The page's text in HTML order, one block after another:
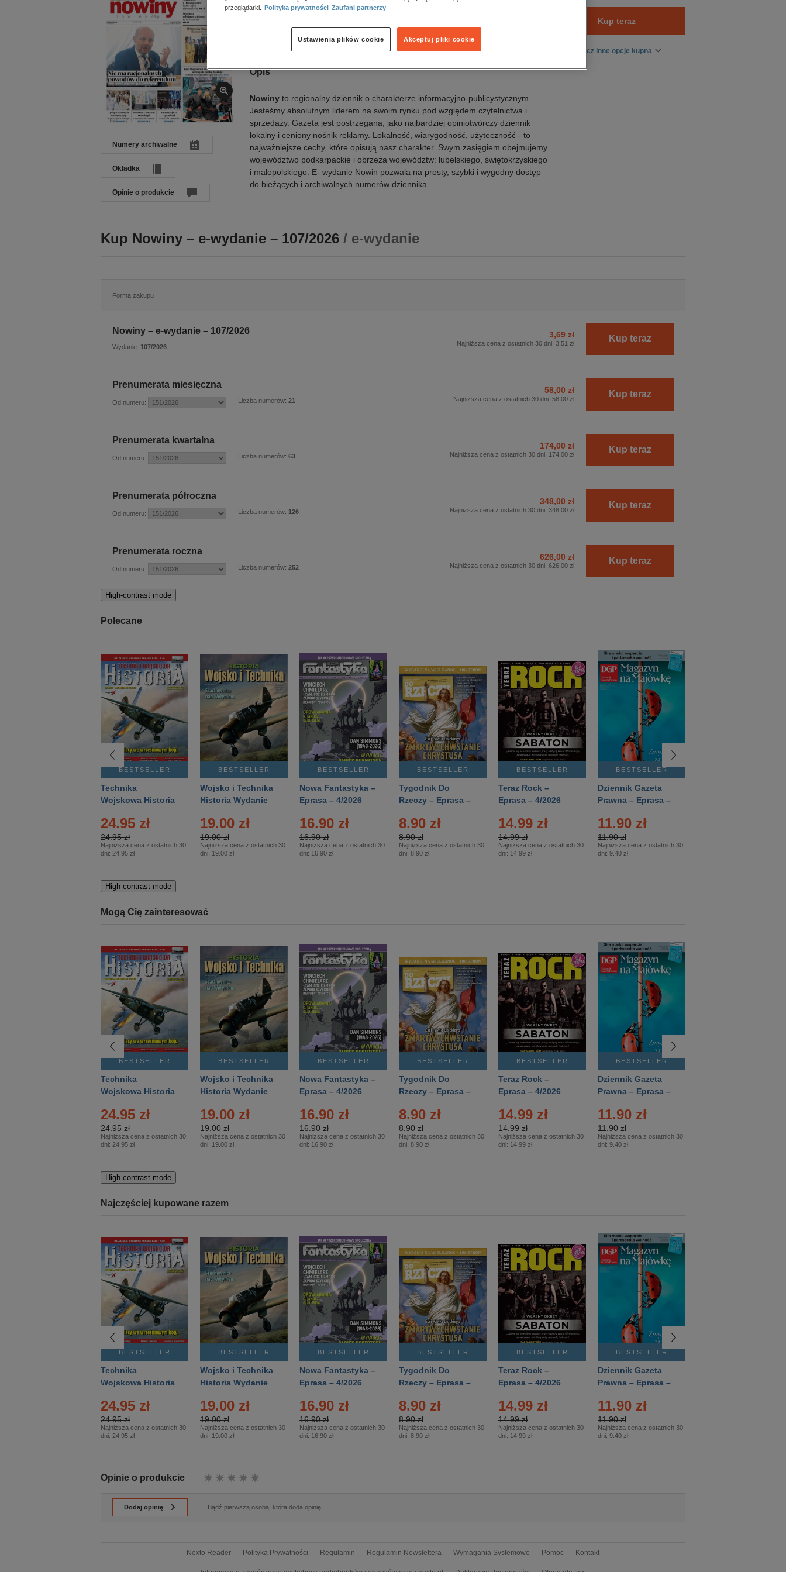
Numery archiwalne
Okładka
Opinie o produkcie
05.06.2026
Polska Press
0137-9534
Opis
Nowiny to regionalny dziennik o charakterze informacyjno-publicystycznym.
Jesteśmy absolutnym liderem na swoim rynku pod względem czytelnictwa i
sprzedaży. Gazeta jest postrzegana, jako najbardziej opiniotwórczy dziennik
lokalny i ceniony nośnik reklamy. Lokalność, wiarygodność, użyteczność - to
najważniejsze cechy, które opisują nasz charakter. Swym zasięgiem obejmujemy
województwo podkarpackie i obrzeża województw: lubelskiego, świętokrzyskiego
i małopolskiego. E- wydanie Nowin pozwala na prosty, szybki i wygodny dostęp
do bieżących i archiwalnych numerów dziennika.
Kup teraz
Zobacz inne opcje kupna
Kup Nowiny – e-wydanie – 107/2026 / e-wydanie
Forma zakupu
Nowiny – e-wydanie – 107/2026
Wydanie: 107/2026
3,69 zł
Najniższa cena z ostatnich 30 dni: 3,51 zł Kup teraz
Prenumerata miesięczna
Od numeru: Liczba numerów: 21
58,00 zł
Najniższa cena z ostatnich 30 dni: 58,00 zł Kup teraz
Prenumerata kwartalna
Od numeru: Liczba numerów: 63
174,00 zł
Najniższa cena z ostatnich 30 dni: 174,00 zł Kup teraz
Prenumerata półroczna
Od numeru: Liczba numerów: 126
348,00 zł
Najniższa cena z ostatnich 30 dni: 348,00 zł Kup teraz
Prenumerata roczna
Od numeru: Liczba numerów: 252
626,00 zł
Najniższa cena z ostatnich 30 dni: 626,00 zł Kup teraz
High-contrast mode
Polecane
BESTSELLER
Technika
Wojskowa Historia
24.95 zł
24.95 zł
Najniższa cena z ostatnich 30
dni: 24.95 zł
BESTSELLER
Wojsko i Technika
Historia Wydanie
– 2/2026
19.00 zł
19.00 zł
Najniższa cena z ostatnich 30
dni: 19.00 zł
BESTSELLER
Nowa Fantastyka –
Eprasa – 4/2026
16.90 zł
16.90 zł
Najniższa cena z ostatnich 30
dni: 16.90 zł
BESTSELLER
Tygodnik Do
Rzeczy – Eprasa –
8.90 zł
8.90 zł
Najniższa cena z ostatnich 30
dni: 8.90 zł
BESTSELLER
Teraz Rock –
Eprasa – 4/2026
14.99 zł
14.99 zł
Najniższa cena z ostatnich 30
dni: 14.99 zł
BESTSELLER
Dziennik Gazeta
Prawna – Eprasa –
11.90 zł
11.90 zł
Najniższa cena z ostatnich 30
dni: 9.40 zł
High-contrast mode
Mogą Cię zainteresować
BESTSELLER
Technika
Wojskowa Historia
24.95 zł
24.95 zł
Najniższa cena z ostatnich 30
dni: 24.95 zł
BESTSELLER
Wojsko i Technika
Historia Wydanie
– 2/2026
19.00 zł
19.00 zł
Najniższa cena z ostatnich 30
dni: 19.00 zł
BESTSELLER
Nowa Fantastyka –
Eprasa – 4/2026
16.90 zł
16.90 zł
Najniższa cena z ostatnich 30
dni: 16.90 zł
BESTSELLER
Tygodnik Do
Rzeczy – Eprasa –
8.90 zł
8.90 zł
Najniższa cena z ostatnich 30
dni: 8.90 zł
BESTSELLER
Teraz Rock –
Eprasa – 4/2026
14.99 zł
14.99 zł
Najniższa cena z ostatnich 30
dni: 14.99 zł
BESTSELLER
Dziennik Gazeta
Prawna – Eprasa –
11.90 zł
11.90 zł
Najniższa cena z ostatnich 30
dni: 9.40 zł
High-contrast mode
Najczęściej kupowane razem
BESTSELLER
Technika
Wojskowa Historia
24.95 zł
24.95 zł
Najniższa cena z ostatnich 30
dni: 24.95 zł
BESTSELLER
Wojsko i Technika
Historia Wydanie
– 2/2026
19.00 zł
19.00 zł
Najniższa cena z ostatnich 30
dni: 19.00 zł
BESTSELLER
Nowa Fantastyka –
Eprasa – 4/2026
16.90 zł
16.90 zł
Najniższa cena z ostatnich 30
dni: 16.90 zł
BESTSELLER
Tygodnik Do
Rzeczy – Eprasa –
8.90 zł
8.90 zł
Najniższa cena z ostatnich 30
dni: 8.90 zł
BESTSELLER
Teraz Rock –
Eprasa – 4/2026
14.99 zł
14.99 zł
Najniższa cena z ostatnich 30
dni: 14.99 zł
BESTSELLER
Dziennik Gazeta
Prawna – Eprasa –
11.90 zł
11.90 zł
Najniższa cena z ostatnich 30
dni: 9.40 zł
Opinie o produkcie
Dodaj opinię Bądź pierwszą osobą, która doda opinię!
Nexto Reader Polityka Prywatności Regulamin Regulamin Newslettera Wymagania Systemowe Pomoc Kontakt
przeglądarki.
Polityka prywatności Zaufani partnerzy
Akceptuj pliki cookie
Ustawienia plików cookie